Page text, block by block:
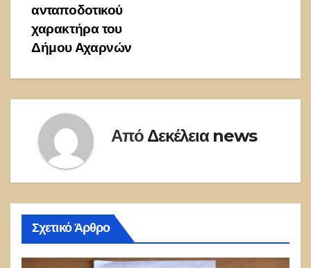
ανταποδοτικού
χαρακτήρα του
Δήμου Αχαρνών
Από Δεκέλεια news
Σχετικό Άρθρο